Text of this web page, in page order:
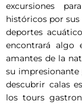
excursiones
históricos por
deportes
encontrará algo
amantes de la
su impresionante
descubrir calas
los tours